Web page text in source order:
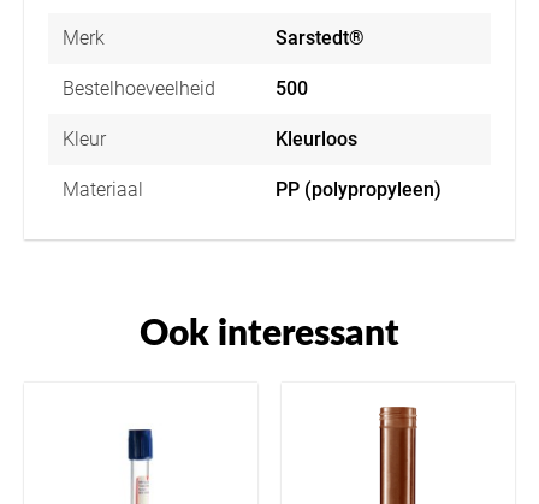
Merk Sarstedt®
Bestelhoeveelheid 500
Kleur Kleurloos
Materiaal PP (polypropyleen)
Ook interessant